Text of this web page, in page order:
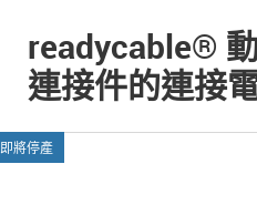
readycable®
連接件的連接
即將停產